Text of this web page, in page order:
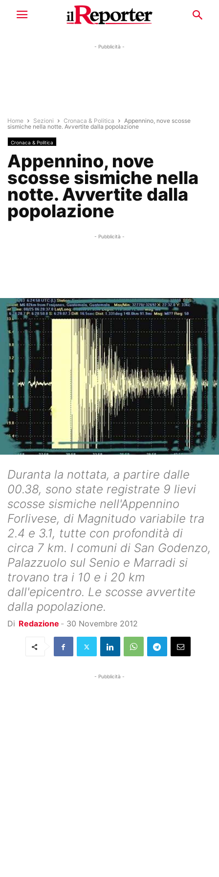
- Pubblicità -
Home Sezioni Cronaca & Politica
Appennino, nove scosse
sismiche nella notte. Avvertite dalla popolazione
Cronaca & Politica
Appennino, nove
scosse sismiche nella
notte. Avvertite dalla
popolazione
- Pubblicità -
Duranta la nottata, a partire dalle
00.38, sono state registrate 9 lievi
scosse sismiche nell'Appennino
Forlivese, di Magnitudo variabile tra
2.4 e 3.1, tutte con profondità di
circa 7 km. I comuni di San Godenzo,
Palazzuolo sul Senio e Marradi si
trovano tra i 10 e i 20 km
dall'epicentro. Le scosse avvertite
dalla popolazione.
Di Redazione - 30 Novembre 2012
- Pubblicità -